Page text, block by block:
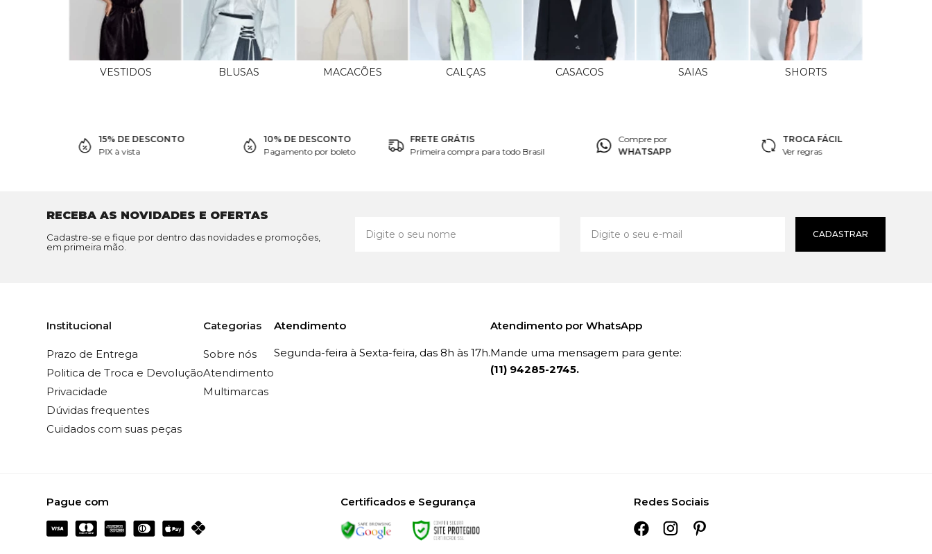
VESTIDOS BLUSAS MACACÕES CALÇAS CASACOS SAIAS SHORTS
15% DE DESCONTO
PIX à vista
10% DE DESCONTO
Pagamento por boleto
FRETE GRÁTIS
Primeira compra para todo Brasil
Compre por
WHATSAPP
TROCA FÁCIL
Ver regras
RECEBA AS NOVIDADES E OFERTAS
Cadastre-se e fique por dentro das novidades e promoções,
em primeira mão.
CADASTRAR
Institucional
Prazo de Entrega
Politica de Troca e Devolução
Privacidade
Dúvidas frequentes
Cuidados com suas peças
Categorias
Sobre nós
Atendimento
Multimarcas
Atendimento
Segunda-feira à Sexta-feira, das 8h às 17h.
Atendimento por WhatsApp
Mande uma mensagem para gente:
(11) 94285-2745.
Pague com Certificados e Segurança Redes Sociais